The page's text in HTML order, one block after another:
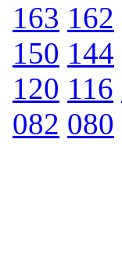
163 162
150 144
120 116
082 080